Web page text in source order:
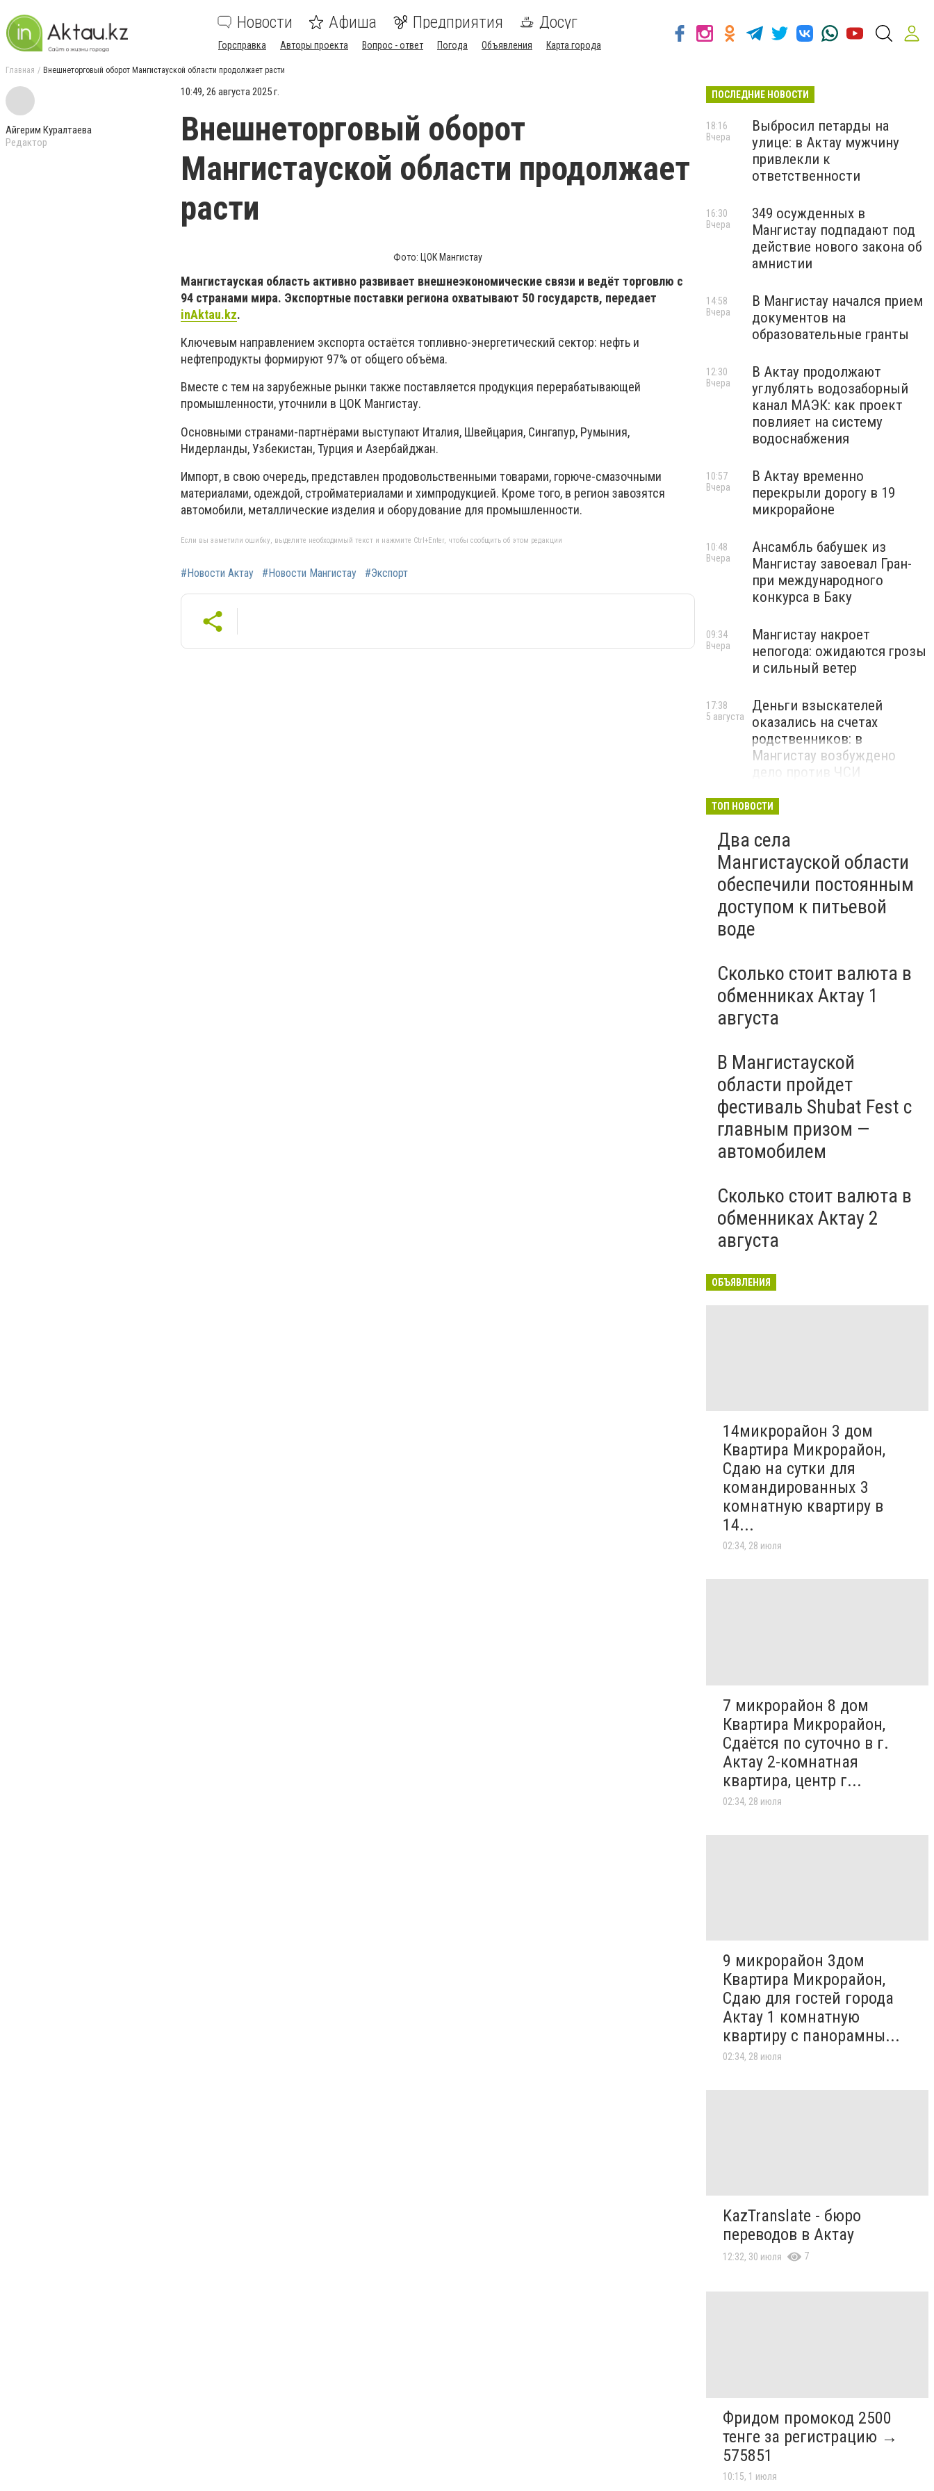
Новости Афиша Предприятия Досуг
Горсправка Авторы проекта Вопрос - ответ Погода Объявления Карта города
Главная Внешнеторговый оборот Мангистауской области продолжает расти
Айгерим Куралтаева
Редактор
10:49, 26 августа 2025 г.
Внешнеторговый оборот
Мангистауской области продолжает
расти
Фото: ЦОК Мангистау
Мангистауская область активно развивает внешнеэкономические связи и ведёт торговлю с
94 странами мира. Экспортные поставки региона охватывают 50 государств, передает
inAktau.kz.
Ключевым направлением экспорта остаётся топливно-энергетический сектор: нефть и
нефтепродукты формируют 97% от общего объёма.
Вместе с тем на зарубежные рынки также поставляется продукция перерабатывающей
промышленности, уточнили в ЦОК Мангистау.
Основными странами-партнёрами выступают Италия, Швейцария, Сингапур, Румыния,
Нидерланды, Узбекистан, Турция и Азербайджан.
Импорт, в свою очередь, представлен продовольственными товарами, горюче-смазочными
материалами, одеждой, стройматериалами и химпродукцией. Кроме того, в регион завозятся
автомобили, металлические изделия и оборудование для промышленности.
Если вы заметили ошибку, выделите необходимый текст и нажмите Ctrl+Enter, чтобы сообщить об этом редакции
#Новости Актау #Новости Мангистау #Экспорт
ПОСЛЕДНИЕ НОВОСТИ
Выбросил петарды на
улице: в Актау мужчину
привлекли к
ответственности
18:16
Вчера
349 осужденных в
Мангистау подпадают под
действие нового закона об
амнистии
16:30
Вчера
В Мангистау начался прием
документов на
образовательные гранты
14:58
Вчера
В Актау продолжают
углублять водозаборный
канал МАЭК: как проект
повлияет на систему
водоснабжения
12:30
Вчера
В Актау временно
перекрыли дорогу в 19
микрорайоне
10:57
Вчера
Ансамбль бабушек из
Мангистау завоевал Гран-
при международного
конкурса в Баку
10:48
Вчера
Мангистау накроет
непогода: ожидаются грозы
и сильный ветер
09:34
Вчера
Деньги взыскателей
оказались на счетах
родственников: в
Мангистау возбуждено
дело против ЧСИ
17:38
5 августа
ТОП НОВОСТИ
Два села
Мангистауской области
обеспечили постоянным
доступом к питьевой
воде
Сколько стоит валюта в
обменниках Актау 1
августа
В Мангистауской
области пройдет
фестиваль Shubat Fest с
главным призом —
автомобилем
Сколько стоит валюта в
обменниках Актау 2
августа
ОБЪЯВЛЕНИЯ
14микрорайон 3 дом
Квартира Микрорайон,
Сдаю на сутки для
командированных 3
комнатную квартиру в
14...
02:34, 28 июля
7 микрорайон 8 дом
Квартира Микрорайон,
Сдаётся по суточно в г.
Актау 2-комнатная
квартира, центр г...
02:34, 28 июля
9 микрорайон 3дом
Квартира Микрорайон,
Сдаю для гостей города
Актау 1 комнатную
квартиру с панорамны...
02:34, 28 июля
KazTranslate - бюро
переводов в Актау
12:32, 30 июля 7
Фридом промокод 2500
тенге за регистрацию →
575851
10:15, 1 июля